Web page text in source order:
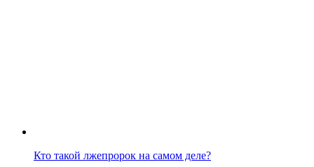
Кто такой лжепророк на самом деле?